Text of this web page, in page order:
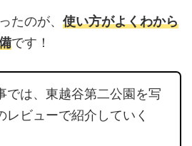
たのが、 使い方がよくわから
です！
では、東越谷第二公園を写
レビューで紹介していく